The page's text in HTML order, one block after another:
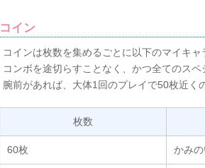
コイン
コインは枚数を集めるごとに以下のマイキャ
コンボを途切らすことなく、かつ全てのス
腕前があれば、大体1回のプレイで50枚近く
枚数
60枚 かみの